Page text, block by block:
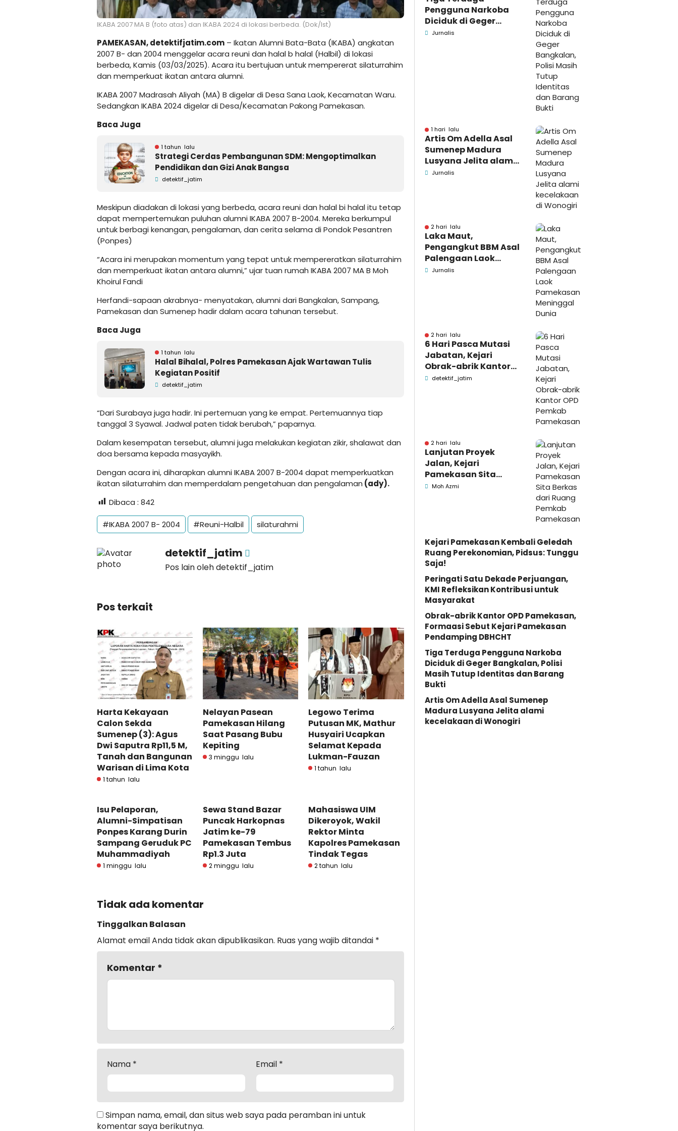
IKABA 2007 MA B (foto atas) dan IKABA 2024 di lokasi berbeda. (Dok/Ist)
PAMEKASAN,detektifjatim.com – Ikatan Alumni Bata-Bata (IKABA) angkatan
2007 B- dan 2004 menggelar acara reuni dan halal b halal (Halbil) di lokasi
berbeda, Kamis (03/03/2025). Acara itu bertujuan untuk mempererat silaturrahim
dan memperkuat ikatan antara alumni.
IKABA 2007 Madrasah Aliyah (MA) B digelar di Desa Sana Laok, Kecamatan Waru.
Sedangkan IKABA 2024 digelar di Desa/Kecamatan Pakong Pamekasan.
Baca Juga
1 tahun lalu
Strategi Cerdas Pembangunan SDM: Mengoptimalkan
Pendidikan dan Gizi Anak Bangsa
detektif_jatim
Meskipun diadakan di lokasi yang berbeda, acara reuni dan halal bi halal itu tetap
dapat mempertemukan puluhan alumni IKABA 2007 B-2004. Mereka berkumpul
untuk berbagi kenangan, pengalaman, dan cerita selama di Pondok Pesantren
(Ponpes)
“Acara ini merupakan momentum yang tepat untuk mempereratkan silaturrahim
dan memperkuat ikatan antara alumni,” ujar tuan rumah IKABA 2007 MA B Moh
Khoirul Fandi
Herfandi-sapaan akrabnya- menyatakan, alumni dari Bangkalan, Sampang,
Pamekasan dan Sumenep hadir dalam acara tahunan tersebut.
Baca Juga
1 tahun lalu
Halal Bihalal, Polres Pamekasan Ajak Wartawan Tulis
Kegiatan Positif
detektif_jatim
“Dari Surabaya juga hadir. Ini pertemuan yang ke empat. Pertemuannya tiap
tanggal 3 Syawal. Jadwal paten tidak berubah,” paparnya.
Dalam kesempatan tersebut, alumni juga melakukan kegiatan zikir, shalawat dan
doa bersama kepada masyayikh.
Dengan acara ini, diharapkan alumni IKABA 2007 B-2004 dapat memperkuatkan
ikatan silaturrahim dan memperdalam pengetahuan dan pengalaman (ady).
Dibaca : 842
#IKABA 2007 B- 2004 #Reuni-Halbil silaturahmi
detektif_jatim
Pos lain oleh detektif_jatim
Pos terkait
Harta Kekayaan
Calon Sekda
Sumenep (3): Agus
Dwi Saputra Rp11,5 M,
Tanah dan Bangunan
Warisan di Lima Kota
1 tahun lalu
Nelayan Pasean
Pamekasan Hilang
Saat Pasang Bubu
Kepiting
3 minggu lalu
Legowo Terima
Putusan MK, Mathur
Husyairi Ucapkan
Selamat Kepada
Lukman-Fauzan
1 tahun lalu
Isu Pelaporan,
Alumni-Simpatisan
Ponpes Karang Durin
Sampang Geruduk PC
Muhammadiyah
1 minggu lalu
Sewa Stand Bazar
Puncak Harkopnas
Jatim ke-79
Pamekasan Tembus
Rp1.3 Juta
2 minggu lalu
Mahasiswa UIM
Dikeroyok, Wakil
Rektor Minta
Kapolres Pamekasan
Tindak Tegas
2 tahun lalu
Tidak ada komentar
Tinggalkan Balasan
Alamat email Anda tidak akan dipublikasikan. Ruas yang wajib ditandai *
Komentar *
Nama * Email *
Simpan nama, email, dan situs web saya pada peramban ini untuk
komentar saya berikutnya.
Pengguna Narkoba
Diciduk di Geger
Bangkalan, Polisi
Jurnalis
1 hari lalu
Artis Om Adella Asal
Sumenep Madura
Lusyana Jelita alami
kecelakaan di
Jurnalis
2 hari lalu
Laka Maut,
Pengangkut BBM Asal
Palengaan Laok
Pamekasan
Jurnalis
2 hari lalu
6 Hari Pasca Mutasi
Jabatan, Kejari
Obrak-abrik Kantor
OPD Pemkab
detektif_jatim
2 hari lalu
Lanjutan Proyek
Jalan, Kejari
Pamekasan Sita
Berkas dari Ruang
Moh Azmi
Kejari Pamekasan Kembali Geledah
Ruang Perekonomian, Pidsus: Tunggu
Saja!
Peringati Satu Dekade Perjuangan,
KMI Refleksikan Kontribusi untuk
Masyarakat
Obrak-abrik Kantor OPD Pamekasan,
Formaasi Sebut Kejari Pamekasan
Pendamping DBHCHT
Tiga Terduga Pengguna Narkoba
Diciduk di Geger Bangkalan, Polisi
Masih Tutup Identitas dan Barang
Bukti
Artis Om Adella Asal Sumenep
Madura Lusyana Jelita alami
kecelakaan di Wonogiri